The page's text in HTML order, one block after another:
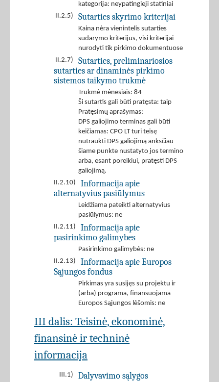
kategorija: neypatingieji statiniai
II.2.5)
Sutarties skyrimo kriterijai
Kaina nėra vienintelis sutarties
sudarymo kriterijus, visi kriterijai
nurodyti tik pirkimo dokumentuose
II.2.7)
Sutarties, preliminariosios
sutarties ar dinaminės pirkimo
sistemos taikymo trukmė
Trukmė mėnesiais: 84
Ši sutartis gali būti pratęsta: taip
Pratęsimų aprašymas:
DPS galiojimo terminas gali būti
keičiamas: CPO LT turi teisę
nutraukti DPS galiojimą anksčiau
šiame punkte nustatyto jos termino
arba, esant poreikiui, pratęsti DPS
galiojimą.
II.2.10)
Informacija apie
alternatyvius pasiūlymus
Leidžiama pateikti alternatyvius
pasiūlymus: ne
II.2.11)
Informacija apie
pasirinkimo galimybes
Pasirinkimo galimybės: ne
II.2.13)
Informacija apie Europos
Sąjungos fondus
Pirkimas yra susijęs su projektu ir
(arba) programa, finansuojama
Europos Sąjungos lėšomis: ne
III dalis: Teisinė, ekonominė,
finansinė ir techninė
informacija
III.1) Dalyvavimo sąlygos